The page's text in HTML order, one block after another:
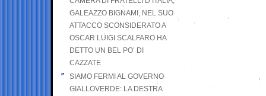
GALEAZZO BIGNAMI, NEL SUO
ATTACCO SCONSIDERATO A
OSCAR LUIGI SCALFARO HA
DETTO UN BEL PO’ DI
CAZZATE
SIAMO FERMI AL GOVERNO
GIALLOVERDE: LA DESTRA